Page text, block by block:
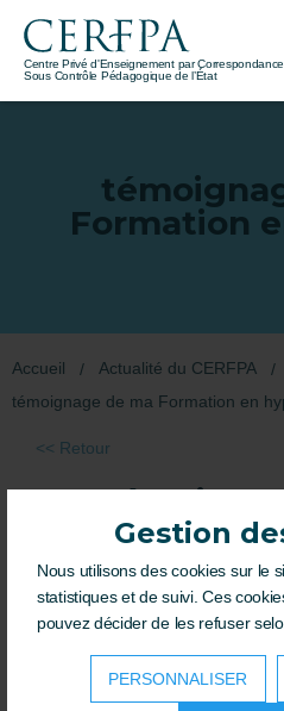
Gestion
Nous utilisons des cookies sur le
statistiques et de suivi. Ces
pouvez décider de les refuser
PERSONNALISER
Centre Privé d'Enseignement par Correspondance
Sous Contrôle Pédagogique de l’État
Formation
Accueil
Actualité du CERFPA
témoignage de ma Formation en
<< Retour
Formation
La formatrice Anne et son